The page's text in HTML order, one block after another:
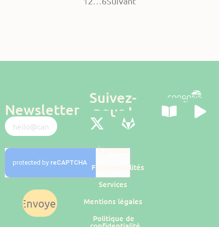
Newsletter
Envoyer
Suivez-
nous !
À propos
Fonctionnalités
Services
Mentions légales
Politique de